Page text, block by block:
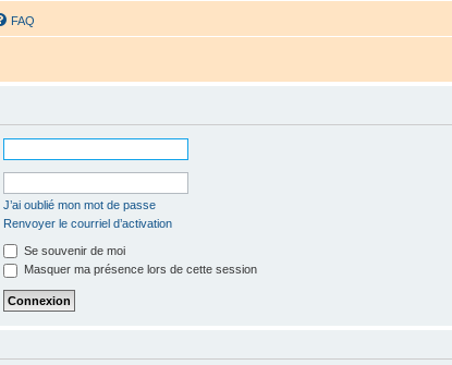
FAQ
J’ai oublié mon mot de passe
Renvoyer le courriel d’activation
Se souvenir de moi
Masquer ma présence lors de cette session